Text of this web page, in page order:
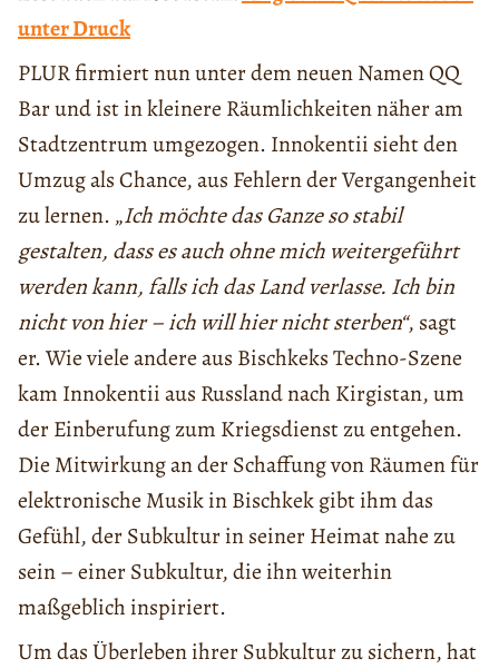
unter Druck
PLUR firmiert nun unter dem neuen Namen QQ
Bar und ist in kleinere Räumlichkeiten näher am
Stadtzentrum umgezogen. Innokentii sieht den
Umzug als Chance, aus Fehlern der Vergangenheit
zu lernen. „Ich möchte das Ganze so stabil
gestalten, dass es auch ohne mich weitergeführt
werden kann, falls ich das Land verlasse. Ich bin
nicht von hier – ich will hier nicht sterben“, sagt
er. Wie viele andere aus Bischkeks Techno-Szene
kam Innokentii aus Russland nach Kirgistan, um
der Einberufung zum Kriegsdienst zu entgehen.
Die Mitwirkung an der Schaffung von Räumen für
elektronische Musik in Bischkek gibt ihm das
Gefühl, der Subkultur in seiner Heimat nahe zu
sein – einer Subkultur, die ihn weiterhin
maßgeblich inspiriert.
Um das Überleben ihrer Subkultur zu sichern, hat